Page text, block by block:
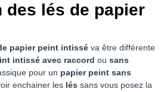
des lés de papier
papier peint intissé va être différente
intissé avec raccord ou sans
pour un papier peint sans
enchainer les lés sans vous posez la